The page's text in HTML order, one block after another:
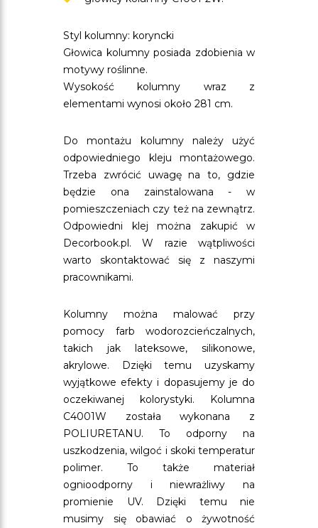
Styl kolumny: koryncki
Głowica kolumny posiada zdobienia w
motywy roślinne.
Wysokość kolumny wraz z
elementami wynosi około 281 cm.
Do montażu kolumny należy użyć
odpowiedniego kleju montażowego.
Trzeba zwrócić uwagę na to, gdzie
będzie ona zainstalowana - w
pomieszczeniach czy też na zewnątrz.
Odpowiedni klej można zakupić w
Decorbook.pl. W razie wątpliwości
warto skontaktować się z naszymi
pracownikami.
Kolumny można malować przy
pomocy farb wodorozcieńczalnych,
takich jak lateksowe, silikonowe,
akrylowe. Dzięki temu uzyskamy
wyjątkowe efekty i dopasujemy je do
oczekiwanej kolorystyki. Kolumna
C4001W została wykonana z
POLIURETANU. To odporny na
uszkodzenia, wilgoć i skoki temperatur
polimer. To także materiał
ognioodporny i niewrażliwy na
promienie UV. Dzięki temu nie
musimy się obawiać o żywotność